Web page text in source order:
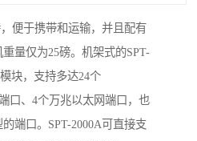
便于携带和运输，并且配有
量仅为25磅。机架式的SPT-
块，支持多达24个
口、4个万兆以太网端口，也
端口。SPT-2000A可直接支